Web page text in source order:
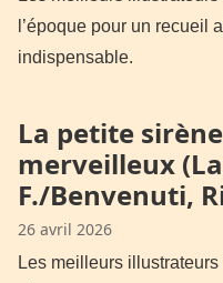
l’époque pour un recueil
indispensable.
La petite
merveilleux
F./Benvenuti,
26 avril 2026
Les meilleurs